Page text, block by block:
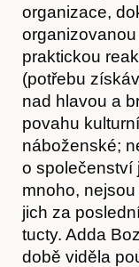
organizace,
praktickou
(potřebu
nad hlavou a
povahu
náboženské;
o společenství
mnoho,
jich za
tucty. Adda
době viděla